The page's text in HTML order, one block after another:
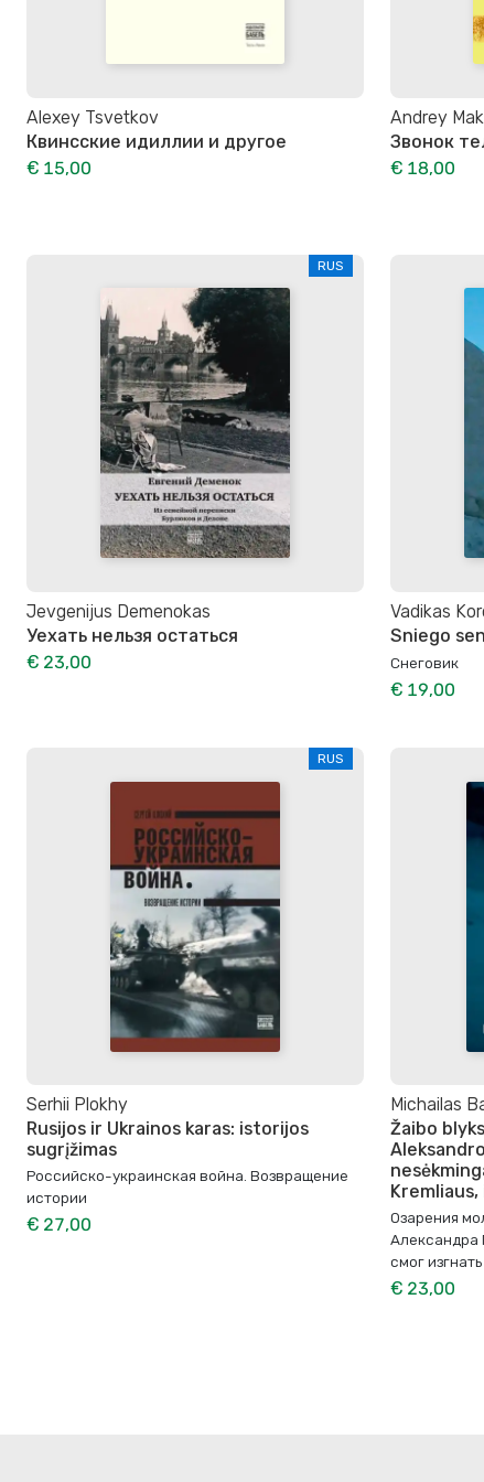
Alexey Tsvetkov
Квинсские идиллии и другое
€ 15,00
Andrey
Звонок
€ 18,00
RUS
Jevgenijus Demenokas
Уехать нельзя остаться
€ 23,00
Vadikas
Sniego
Снеговик
€ 19,00
RUS
Serhii Plokhy
Rusijos ir Ukrainos karas: istorijos
sugrįžimas
Российско-украинская война. Возвращение
истории
€ 27,00
Michailas
Žaibo
Озарения
Александра
смог
€ 23,00